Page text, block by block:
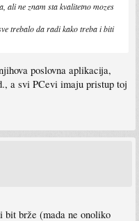
ali ne znam sta kvalitetno mozes
trebalo da radi kako treba i biti
poslovna aplikacija,
a svi PCevi imaju pristup toj
bit brže (mada ne onoliko